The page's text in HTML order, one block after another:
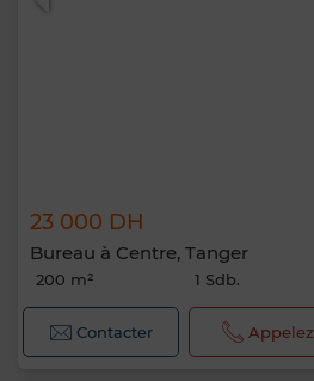
23 000 DH
Bureau à Centre, Tanger
200 m² 1 Sdb.
Contacter Appelez